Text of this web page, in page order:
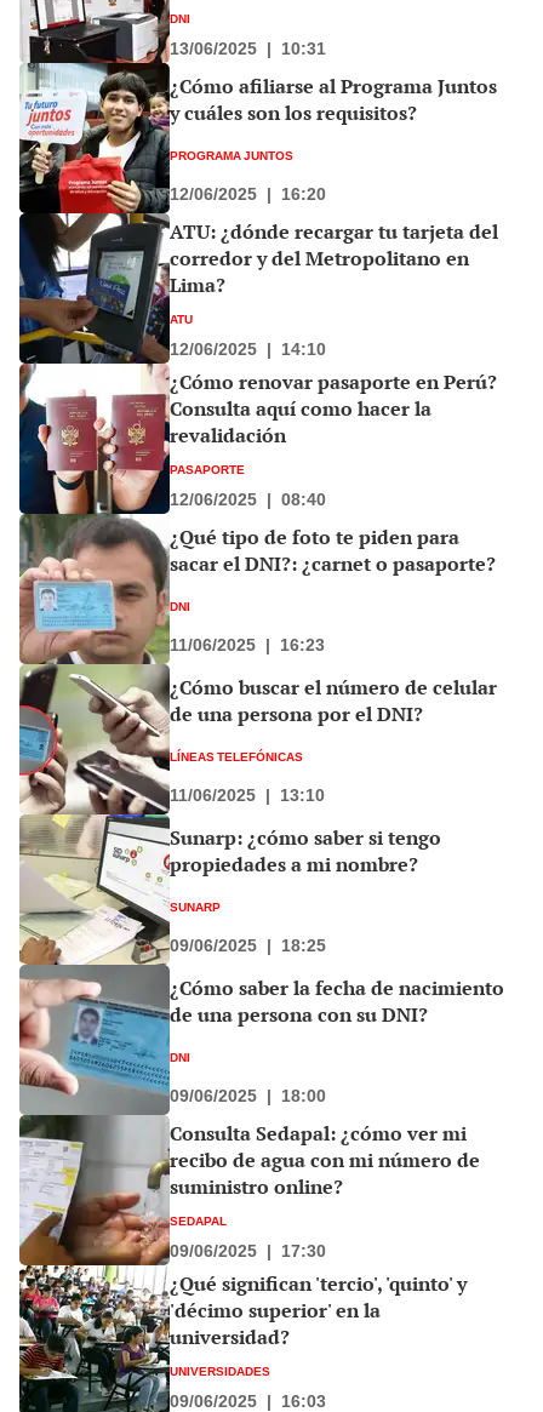
DNI
13/06/2025 | 10:31
¿Cómo afiliarse al Programa Juntos
y cuáles son los requisitos?
PROGRAMA JUNTOS
12/06/2025 | 16:20
ATU: ¿dónde recargar tu tarjeta del
corredor y del Metropolitano en
Lima?
ATU
12/06/2025 | 14:10
¿Cómo renovar pasaporte en Perú?
Consulta aquí como hacer la
revalidación
PASAPORTE
12/06/2025 | 08:40
¿Qué tipo de foto te piden para
sacar el DNI?: ¿carnet o pasaporte?
DNI
11/06/2025 | 16:23
¿Cómo buscar el número de celular
de una persona por el DNI?
LÍNEAS TELEFÓNICAS
11/06/2025 | 13:10
Sunarp: ¿cómo saber si tengo
propiedades a mi nombre?
SUNARP
09/06/2025 | 18:25
¿Cómo saber la fecha de nacimiento
de una persona con su DNI?
DNI
09/06/2025 | 18:00
Consulta Sedapal: ¿cómo ver mi
recibo de agua con mi número de
suministro online?
SEDAPAL
09/06/2025 | 17:30
¿Qué significan 'tercio', 'quinto' y
'décimo superior' en la
universidad?
UNIVERSIDADES
09/06/2025 | 16:03